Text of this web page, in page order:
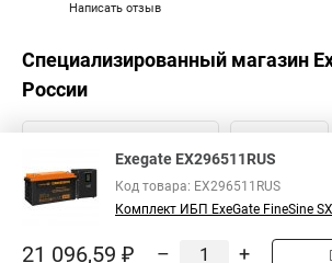
Написать отзыв
Специализированный магазин
России
Exegate EX296511RUS
Код товара: EX296511RUS
Комплект ИБП ExeGate FineSine
21 096,59 ₽ – +